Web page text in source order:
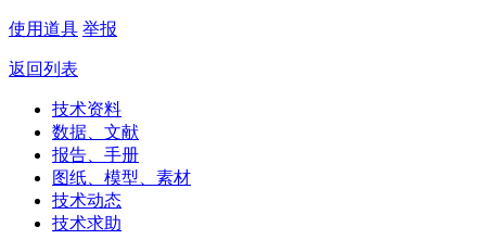
使用道具 举报
返回列表
技术资料
数据、文献
报告、手册
图纸、模型、素材
技术动态
技术求助